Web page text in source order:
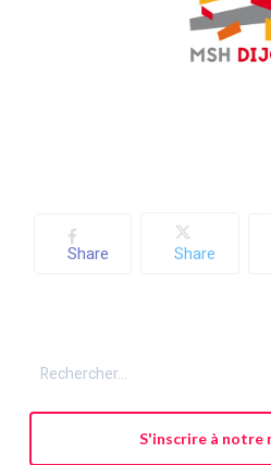
Share Share
S'inscrire à notre